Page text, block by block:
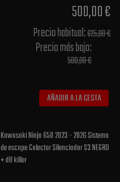
500,00 €
Precio habitual​:625,00 €
Precio más bajo​:
500,00 €
AÑADIR A LA CESTA
Kawasaki Ninja 650 2023 - 2026 Sistema
de escape Colector Silenciador S3 NEGRO
+ dB killer